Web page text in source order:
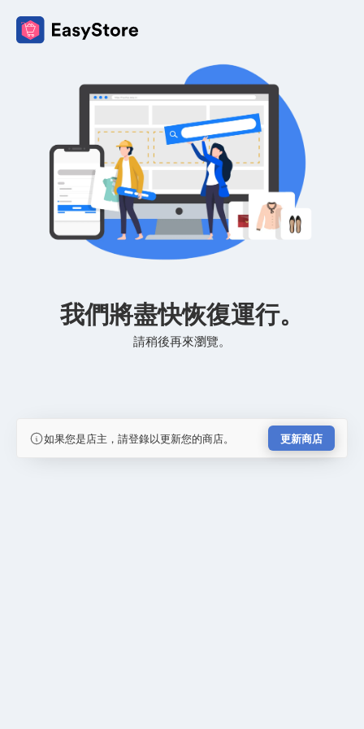
我們將盡快恢復運行。
請稍後再來瀏覽。
如果您是店主，請登錄以更新您的商店。 更新商店